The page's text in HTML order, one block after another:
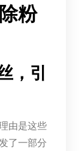
粉
，引
由是这些
了一部分